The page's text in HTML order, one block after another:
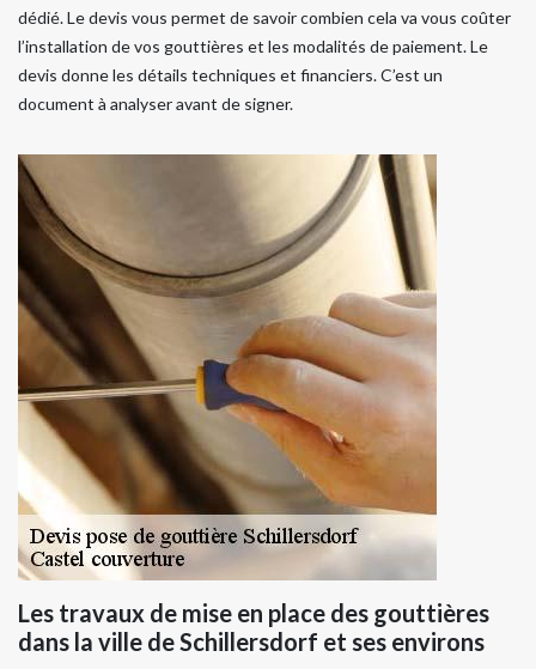
dédié. Le devis vous permet de savoir combien cela va vous coûter
l’installation de vos gouttières et les modalités de paiement. Le
devis donne les détails techniques et financiers. C’est un
document à analyser avant de signer.
Les travaux de mise en place des gouttières
dans la ville de Schillersdorf et ses environs